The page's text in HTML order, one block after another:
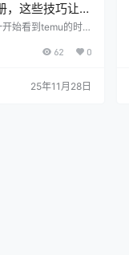
，这些技巧让你
始看到temu的时
就是一个购物平
让我感到有点迷
聊轻松搞定temu注
62 0
25年11月28日